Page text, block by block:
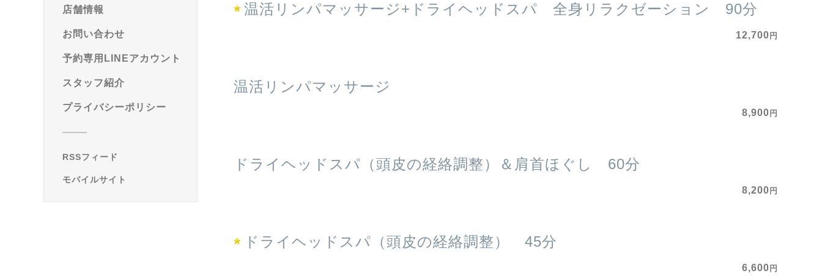
店舗情報
お問い合わせ
予約専用LINEアカウント
スタッフ紹介
プライバシーポリシー
RSSフィード
モバイルサイト
温活リンパマッサージ+ドライヘッドスパ 全身リラクゼーション 90分
12,700 円
温活リンパマッサージ
8,900 円
ドライヘッドスパ（頭皮の経絡調整）＆肩首ほぐし 60分
8,200 円
ドライヘッドスパ（頭皮の経絡調整） 45分
6,600 円